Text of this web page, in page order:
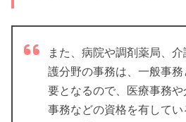
また、病院や調剤薬局、
護分野の事務は、一般事
要となるので、医療事務
事務などの資格を有して